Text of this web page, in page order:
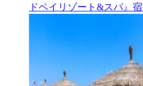
ドベイリゾート&スパ』